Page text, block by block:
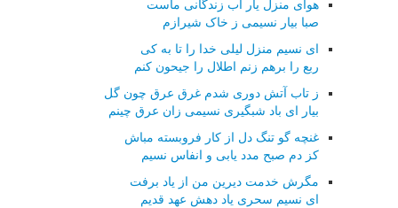
هوای منزل یار آب زندگانی ماست
صبا بیار نسیمی ز خاک شیرازم
ای نسیم منزل لیلی خدا را تا به کی
ربع را برهم زنم اطلال را جیحون کنم
ز تاب آتش دوری شدم غرق عرق چون گل
بیار ای باد شبگیری نسیمی زان عرق چینم
غنچه گو تنگ دل از کار فروبسته مباش
کز دم صبح مدد یابی و انفاس نسیم
مگرش خدمت دیرین من از یاد برفت
ای نسیم سحری یاد دهش عهد قدیم